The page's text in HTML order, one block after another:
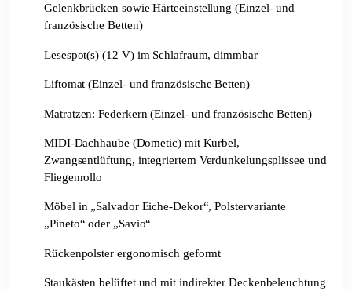
Gelenkbrücken sowie Härteeinstellung (Einzel- und
französische Betten)
Lesespot(s) (12 V) im Schlafraum, dimmbar
Liftomat (Einzel- und französische Betten)
Matratzen: Federkern (Einzel- und französische Betten)
MIDI-Dachhaube (Dometic) mit Kurbel,
Zwangsentlüftung, integriertem Verdunkelungsplissee und
Fliegenrollo
Möbel in „Salvador Eiche-Dekor“, Polstervariante
„Pineto“ oder „Savio“
Rückenpolster ergonomisch geformt
Staukästen belüftet und mit indirekter Deckenbeleuchtung